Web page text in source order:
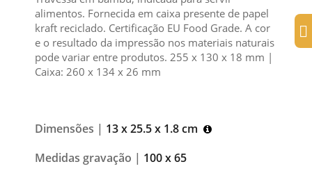
alimentos. Fornecida em caixa presente de papel
kraft reciclado. Certificação EU Food Grade. A cor
e o resultado da impressão nos materiais naturais
pode variar entre produtos. 255 x 130 x 18 mm |
Caixa: 260 x 134 x 26 mm
Dimensões | 13 x 25.5 x 1.8 cm
Medidas gravação | 100 x 65